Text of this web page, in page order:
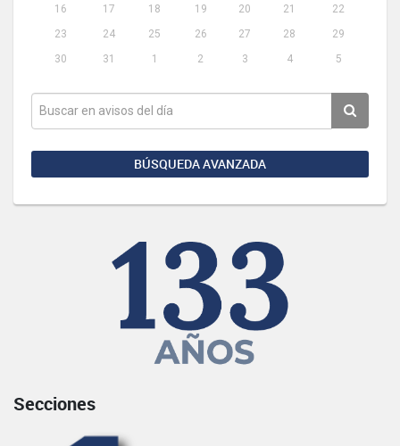
16
17 18 19 20 21
22
23
24 25 26 27 28
29
30
31 1 2 3 4 5
BÚSQUEDA AVANZADA
Secciones